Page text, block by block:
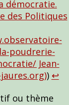
démocratie.
des Politiques
poudrerie-
Jean-
) ↩︎
ou thème